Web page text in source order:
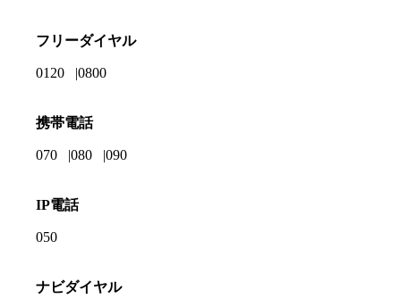
フリーダイヤル
0120 0800
携帯電話
070 080 090
IP電話
050
ナビダイヤル